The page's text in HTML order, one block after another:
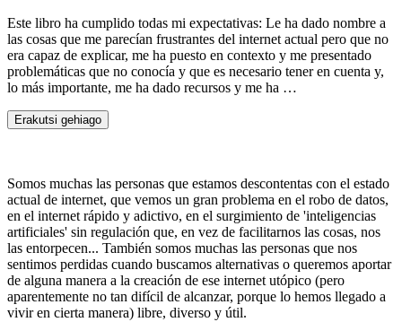
Este libro ha cumplido todas mi expectativas: Le ha dado nombre a
las cosas que me parecían frustrantes del internet actual pero que no
era capaz de explicar, me ha puesto en contexto y me presentado
problemáticas que no conocía y que es necesario tener en cuenta y,
lo más importante, me ha dado recursos y me ha …
Erakutsi gehiago
Somos muchas las personas que estamos descontentas con el estado
actual de internet, que vemos un gran problema en el robo de datos,
en el internet rápido y adictivo, en el surgimiento de 'inteligencias
artificiales' sin regulación que, en vez de facilitarnos las cosas, nos
las entorpecen... También somos muchas las personas que nos
sentimos perdidas cuando buscamos alternativas o queremos aportar
de alguna manera a la creación de ese internet utópico (pero
aparentemente no tan difícil de alcanzar, porque lo hemos llegado a
vivir en cierta manera) libre, diverso y útil.